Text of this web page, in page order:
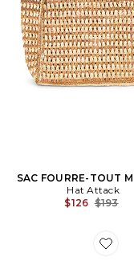
SAC FOURRE-TOUT
Hat Attack
$126 Previous
$193